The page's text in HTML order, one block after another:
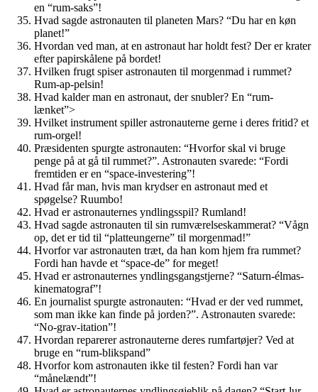
en “rum-saks”!
Hvad sagde astronauten til planeten Mars? “Du har en køn
planet!”
Hvordan ved man, at en astronaut har holdt fest? Der er krater
efter papirskålene på bordet!
Hvilken frugt spiser astronauten til morgenmad i rummet?
Rum-ap-pelsin!
Hvad kalder man en astronaut, der snubler? En “rum-
lænket”>
Hvilket instrument spiller astronauterne gerne i deres fritid? et
rum-orgel!
Præsidenten spurgte astronauten: “Hvorfor skal vi bruge
penge på at gå til rummet?”. Astronauten svarede: “Fordi
fremtiden er en “space-investering”!
Hvad får man, hvis man krydser en astronaut med et
spøgelse? Ruumbo!
Hvad er astronauternes yndlingsspil? Rumland!
Hvad sagde astronauten til sin rumværelseskammerat? “Vågn
op, det er tid til “platteungerne” til morgenmad!”
Hvorfor var astronauten træt, da han kom hjem fra rummet?
Fordi han havde et “space-de” for meget!
Hvad er astronauternes yndlingsgangstjerne? “Saturn-élmas-
kinematograf”!
En journalist spurgte astronauten: “Hvad er der ved rummet,
som man ikke kan finde på jorden?”. Astronauten svarede:
“No-grav-itation”!
Hvordan reparerer astronauterne deres rumfartøjer? Ved at
bruge en “rum-blikspand”
Hvorfor kom astronauten ikke til festen? Fordi han var
“månelændt”!